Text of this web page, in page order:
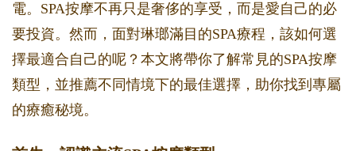
電。SPA按摩不再只是奢侈的享受，而是愛自己的必
要投資。然而，面對琳瑯滿目的SPA療程，該如何選
擇最適合自己的呢？本文將帶你了解常見的SPA按摩
類型，並推薦不同情境下的最佳選擇，助你找到專屬
的療癒秘境。